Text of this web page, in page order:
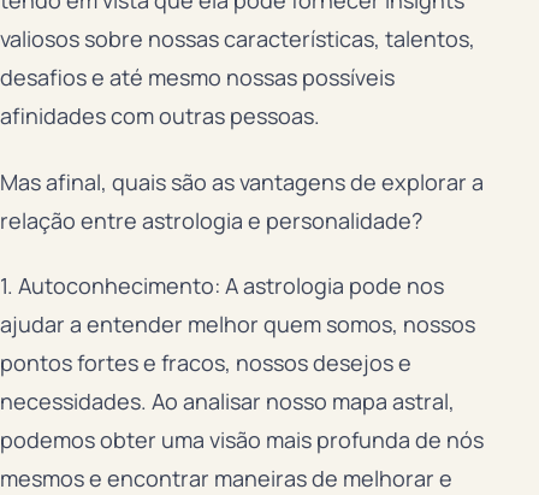
valiosos sobre nossas características, talentos,
desafios e até mesmo nossas possíveis
afinidades com outras pessoas.
Mas afinal, quais são as vantagens de explorar a
relação entre astrologia e personalidade?
1. Autoconhecimento: A astrologia pode nos
ajudar a entender melhor quem somos, nossos
pontos fortes e fracos, nossos desejos e
necessidades. Ao analisar nosso mapa astral,
podemos obter uma visão mais profunda de nós
mesmos e encontrar maneiras de melhorar e